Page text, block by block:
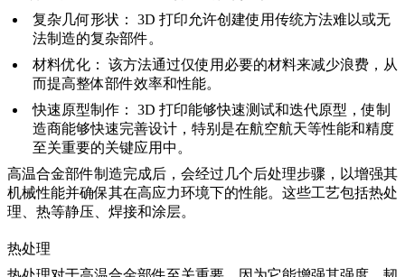
复杂几何形状：
3D 打印允许创建使用传统方法难以或无
法制造的复杂部件。
材料优化：
该方法通过仅使用必要的材料来减少浪费，从
而提高整体部件效率和性能。
快速原型制作：
3D 打印能够快速测试和迭代原型，使制
造商能够快速完善设计，特别是在航空航天等性能和精度
至关重要的关键应用中。
高温合金部件制造完成后，会经过几个后处理步骤，以增强其
机械性能并确保其在高应力环境下的性能。这些工艺包括热处
理
热等静压 、焊接和涂层。
热处理